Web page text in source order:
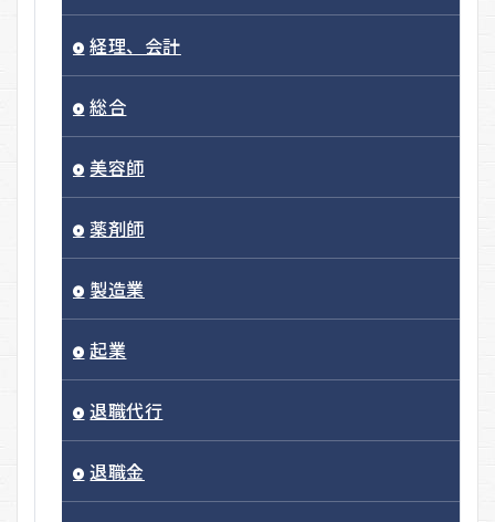
経理、会計
総合
美容師
薬剤師
製造業
起業
退職代行
退職金